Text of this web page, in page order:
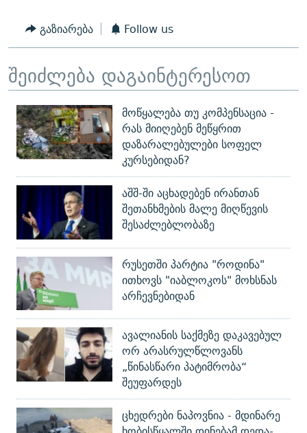
გაზიარება Follow us
შეიძლება დაგაინტერესოთ
მოწყალება თუ კომპენსაცია -
რას მიიღებენ მეწყრით
დაზარალებულები სოფელ
კურსებიდან?
აშშ-ში აცხადებენ ირანთან
შეთანხმების მალე მიღწევის
შესაძლებლობაზე
რუსეთში პარტია "როდინა"
ითხოვს "იაბლოკოს" მოხსნას
არჩევნებიდან
ავალიანის საქმეზე დაკავებულ
ორ არასრულწლოვანს
„წინასწარი პატიმრობა“
შეუფარდეს
ცხედრები ნაპოვნია - მდინარე